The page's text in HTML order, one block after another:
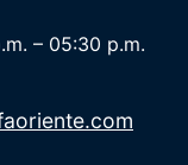
– 05:30 p.m.